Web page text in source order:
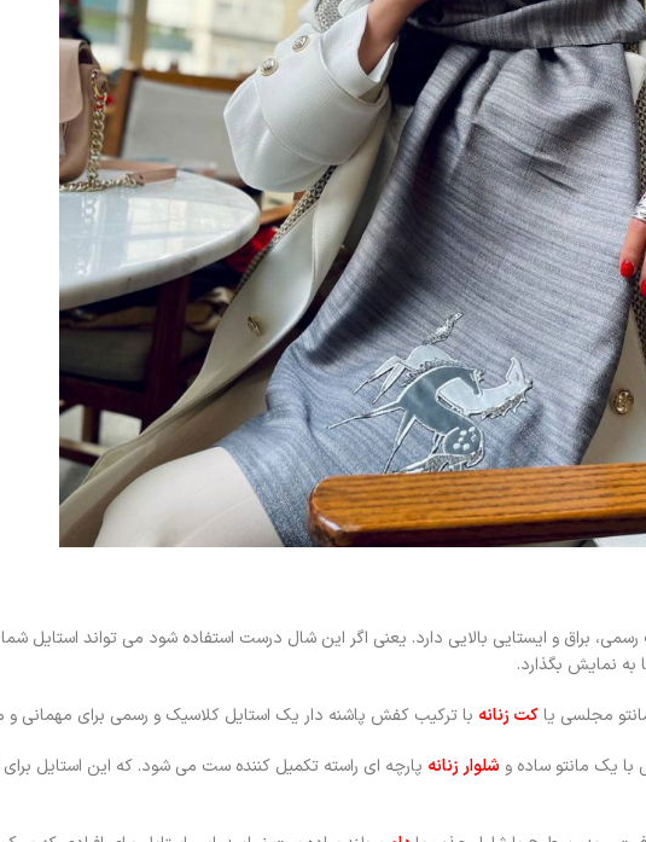
براق و ایستایی بالایی دارد. یعنی اگر این شال درست استفاده شود می تواند استایل
نمایش بگذارد.
مجلسی یاکت زنانه با ترکیب کفش پاشنه دار یک استایل کلاسیک و رسمی برای مهمانی و
با یک مانتو ساده و شلوار زنانه پارچه ای راسته تکمیل کننده ست می شود. که این استایل